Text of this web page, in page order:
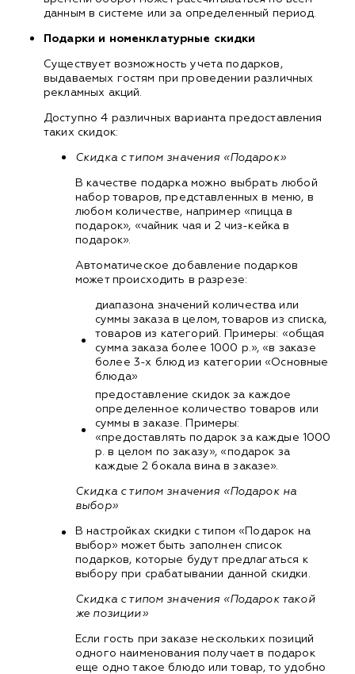
данным в системе или за определенный период.
Подарки и номенклатурные скидки
Существует возможность учета подарков,
выдаваемых гостям при проведении различных
рекламных акций.
Доступно 4 различных варианта предоставления
таких скидок:
Скидка с типом значения «Подарок»
В качестве подарка можно выбрать любой
набор товаров, представленных в меню, в
любом количестве, например «пицца в
подарок», «чайник чая и 2 чиз-кейка в
подарок».
Автоматическое добавление подарков
может происходить в разрезе:
диапазона значений количества или
суммы заказа в целом, товаров из списка,
товаров из категорий. Примеры: «общая
сумма заказа более 1000 р.», «в заказе
более 3-х блюд из категории «Основные
блюда»
предоставление скидок за каждое
определенное количество товаров или
суммы в заказе. Примеры:
«предоставлять подарок за каждые 1000
р. в целом по заказу», «подарок за
каждые 2 бокала вина в заказе».
Скидка с типом значения «Подарок на
выбор»
В настройках скидки с типом «Подарок на
выбор» может быть заполнен список
подарков, которые будут предлагаться к
выбору при срабатывании данной скидки.
Скидка с типом значения «Подарок такой
же позиции»
Если гость при заказе нескольких позиций
одного наименования получает в подарок
еще одно такое блюдо или товар, то удобно